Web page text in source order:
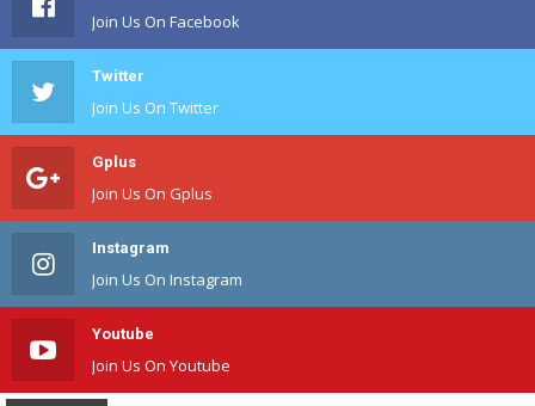
Join Us On Facebook
Twitter
Join Us On Twitter
Gplus
Join Us On Gplus
Instagram
Join Us On Instagram
Youtube
Join Us On Youtube